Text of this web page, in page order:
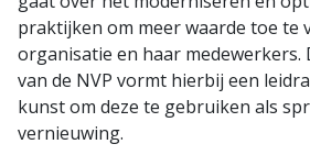
praktijken om meer waarde toe te
organisatie en haar medewerkers.
van de NVP vormt hierbij een
kunst om deze te gebruiken als
vernieuwing.